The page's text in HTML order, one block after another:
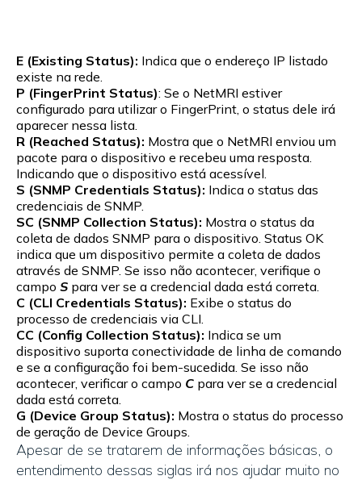
E (Existing Status): Indica que o endereço IP listado
existe na rede.
P (FingerPrint Status): Se o NetMRI estiver
configurado para utilizar o FingerPrint, o status dele irá
aparecer nessa lista.
R (Reached Status): Mostra que o NetMRI enviou um
pacote para o dispositivo e recebeu uma resposta.
Indicando que o dispositivo está acessível.
S (SNMP Credentials Status): Indica o status das
credenciais de SNMP.
SC (SNMP Collection Status): Mostra o status da
coleta de dados SNMP para o dispositivo. Status OK
indica que um dispositivo permite a coleta de dados
através de SNMP. Se isso não acontecer, verifique o
campo S para ver se a credencial dada está correta.
C (CLI Credentials Status): Exibe o status do
processo de credenciais via CLI.
CC (Config Collection Status): Indica se um
dispositivo suporta conectividade de linha de comando
e se a configuração foi bem-sucedida. Se isso não
acontecer, verificar o campo C para ver se a credencial
dada está correta.
G (Device Group Status): Mostra o status do processo
de geração de Device Groups.
Apesar de se tratarem de informações básicas, o
entendimento dessas siglas irá nos ajudar muito no